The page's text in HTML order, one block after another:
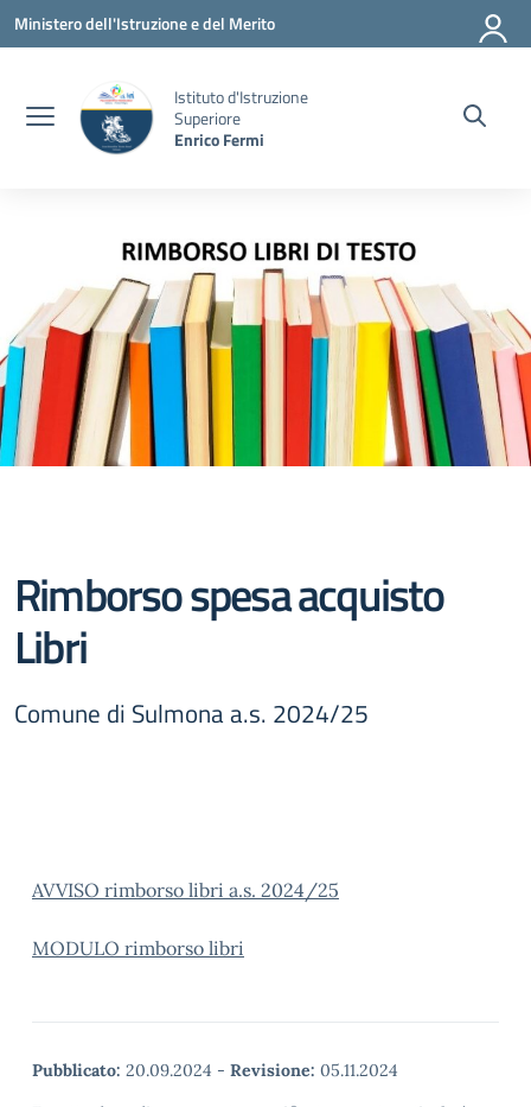
Vai ai contenuti
Vai al menu di navigazione
Vai al footer
Ministero dell'Istruzione e del Merito
Istituto d'Istruzione
Superiore
Enrico Fermi
Rimborso spesa acquisto
Libri
Comune di Sulmona a.s. 2024/25
AVVISO rimborso libri a.s. 2024/25
MODULO rimborso libri
Pubblicato: 20.09.2024 - Revisione: 05.11.2024